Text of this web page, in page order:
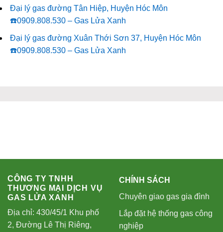
Đại lý gas đường Tân Hiệp, Huyện Hóc Môn
☎️0909.808.530 – Gas Lửa Xanh
Đại lý gas đường Xuân Thới Sơn 37, Huyện Hóc Môn
☎️0909.808.530 – Gas Lửa Xanh
CÔNG TY TNHH
THƯƠNG MẠI DỊCH VỤ
GAS LỬA XANH
Địa chỉ: 430/45/1 Khu phố
2, Đường Lê Thị Riêng,
CHÍNH SÁCH
Chuyên giao gas gia đình
Lắp đặt hệ thống gas công
nghiệp